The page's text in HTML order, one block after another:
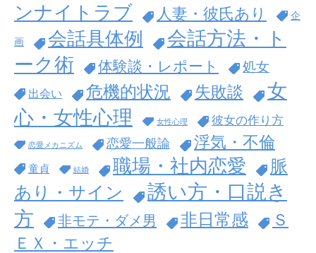
ンナイトラブ
人妻・彼氏あり 企
画 会話具体例
会話方法・ト
ーク術
体験談・レポート 処女
出会い 危機的状況 失敗談
女
心・女性心理
女性心理 彼女の作り方
恋愛メカニズム 恋愛一般論 浮気・不倫
童貞 結婚 職場・社内恋愛
脈
あり・サイン
誘い方・口説き
方
非モテ・ダメ男 非日常感
Ｓ
ＥＸ・エッチ